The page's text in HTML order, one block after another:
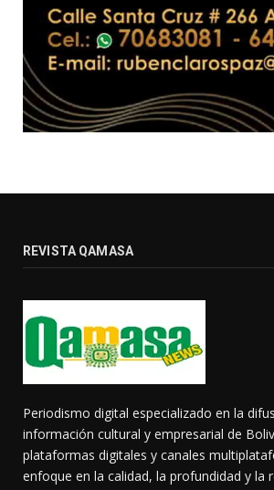
REVISTA QAMASA
Periodismo digital especializado en la
información cultural y empresarial de
plataformas digitales y canales
enfoque en la calidad, la profundidad y la